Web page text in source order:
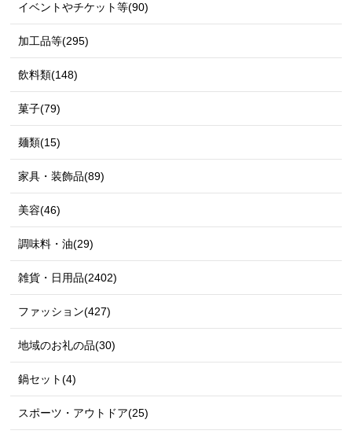
イベントやチケット等(90)
加工品等(295)
飲料類(148)
菓子(79)
麺類(15)
家具・装飾品(89)
美容(46)
調味料・油(29)
雑貨・日用品(2402)
ファッション(427)
地域のお礼の品(30)
鍋セット(4)
スポーツ・アウトドア(25)